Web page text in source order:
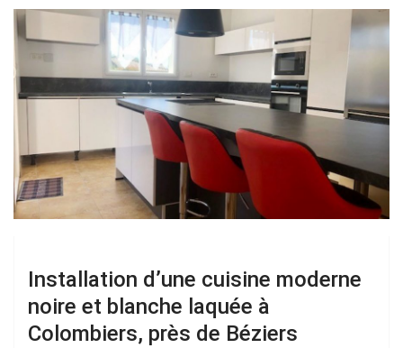
Installation d’une cuisine moderne
noire et blanche laquée à
Colombiers, près de Béziers